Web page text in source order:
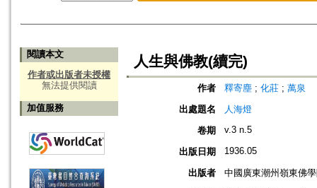
閱讀本文
作者或出版者未授權
無法提供閱讀
加值服務
人生與佛教(續完)
作者 釋寄塵 ; 化莊 ; 萬泉
出處題名
人海燈
卷期
v.3 n.5
出版日期 1936.05
出版者
中國廣東潮州嶺東佛